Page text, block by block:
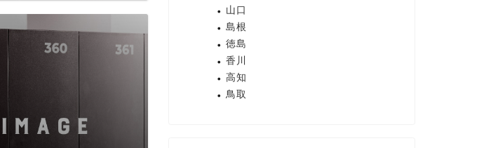
山口
島根
徳島
香川
高知
鳥取